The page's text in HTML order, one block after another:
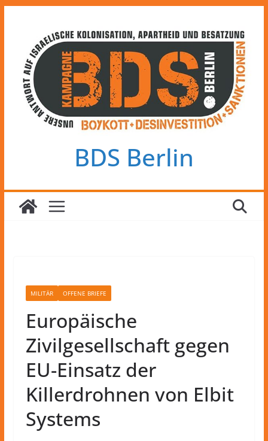
springen
BDS Berlin
MILITÄR OFFENE BRIEFE
Europäische
Zivilgesellschaft gegen
EU-Einsatz der
Killerdrohnen von Elbit
Systems